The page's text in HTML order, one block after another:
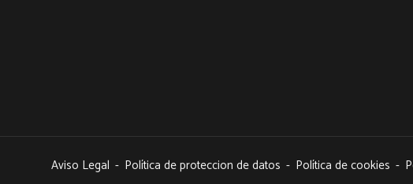
Aviso Legal - Política de proteccion de datos - Política de cookies -